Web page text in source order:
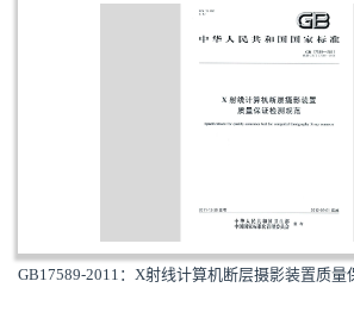
GB17589-2011：X射线计算机断层摄影装置质量